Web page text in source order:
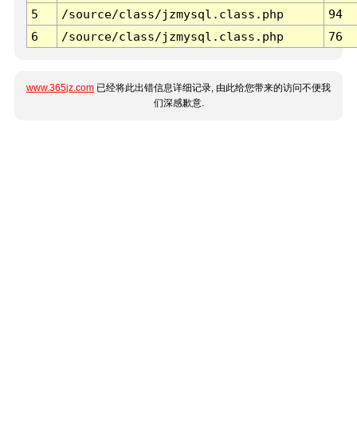
5
/source/class/jzmysql.class.php
94
6
/source/class/jzmysql.class.php 76
www.365jz.com 已经将此出错信息详细记录, 由此给您带来的访问不便我
们深感歉意.